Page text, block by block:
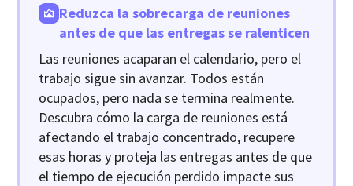
Reduzca la sobrecarga de reuniones
antes de que las entregas se ralenticen
Las reuniones acaparan el calendario, pero el
trabajo sigue sin avanzar. Todos están
ocupados, pero nada se termina realmente.
Descubra cómo la carga de reuniones está
afectando el trabajo concentrado, recupere
esas horas y proteja las entregas antes de que
el tiempo de ejecución perdido impacte sus